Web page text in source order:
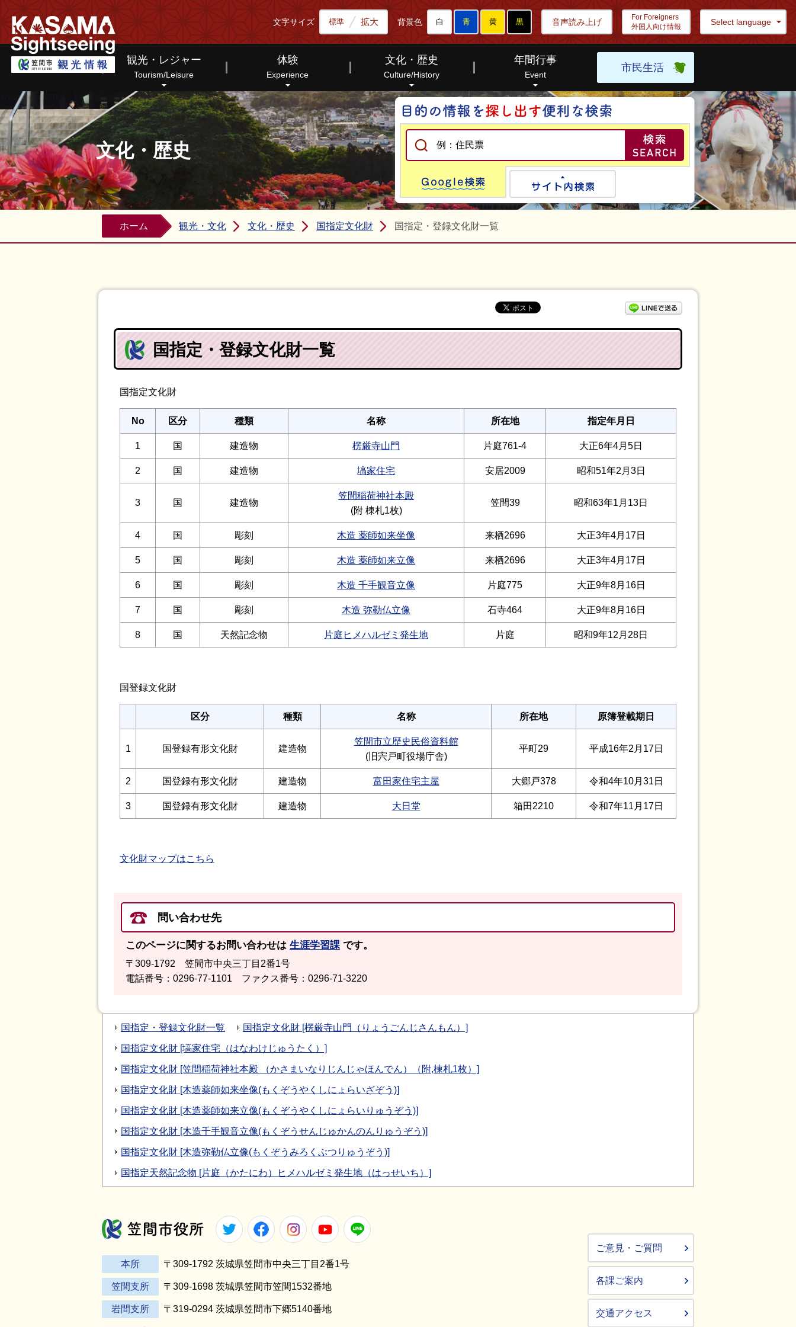
文字サイズ 標準 拡大 背景色 白 青 黄 黒 音声読み上げ
For Foreigners
外国人向け情報
Select language
観光・レジャー
Tourism/Leisure
体験
Experience
文化・歴史
Culture/History
年間行事
Event
市民生活
文化・歴史
目的の情報を探
Google検索
ホーム 観光・文化 文化・歴史 国指定文化財 国指定・登録文化財一覧
国指定・登録文化財一覧
国指定文化財
No 区分 種類 名称 所在地 指定年月日
1 国 建造物 楞厳寺山門 片庭761-4 大正6年4月5日
2 国 建造物 塙家住宅 安居2009 昭和51年2月3日
3 国 建造物
笠間稲荷神社本殿
(附 棟札1枚)
笠間39 昭和63年1月13日
4 国 彫刻 木造 薬師如来坐像 来栖2696 大正3年4月17日
5 国 彫刻 木造 薬師如来立像 来栖2696 大正3年4月17日
6 国 彫刻 木造 千手観音立像 片庭775 大正9年8月16日
7 国 彫刻 木造 弥勒仏立像 石寺464 大正9年8月16日
8 国 天然記念物 片庭ヒメハルゼミ発生地 片庭 昭和9年12月28日
国登録文化財
区分 種類 名称 所在地 原簿登載期日
1 国登録有形文化財 建造物
笠間市立歴史民俗資料館
(旧宍戸町役場庁舎)
平町29 平成16年2月17日
2 国登録有形文化財 建造物 富田家住宅主屋 大郷戸378 令和4年10月31日
3 国登録有形文化財 建造物 大日堂 箱田2210 令和7年11月17日
文化財マップはこちら
問い合わせ先
このページに関するお問い合わせは 生涯学習課 です。
〒309-1792 笠間市中央三丁目2番1号
電話番号：0296-77-1101 ファクス番号：0296-71-3220
国指定・登録文化財一覧 国指定文化財 [楞厳寺山門（りょうごんじさんもん）]
国指定文化財 [塙家住宅（はなわけじゅうたく）]
国指定文化財 [笠間稲荷神社本殿 （かさまいなりじんじゃほんでん）（附,棟札1枚）]
国指定文化財 [木造薬師如来坐像(もくぞうやくしにょらいざぞう)]
国指定文化財 [木造薬師如来立像(もくぞうやくしにょらいりゅうぞう)]
国指定文化財 [木造千手観音立像(もくぞうせんじゅかんのんりゅうぞう)]
国指定文化財 [木造弥勒仏立像(もくぞうみろくぶつりゅうぞう)]
国指定天然記念物 [片庭（かたにわ）ヒメハルゼミ発生地（はっせいち）]
笠間市役所Twitter FacebookInstagramYoutube
本所 〒309-1792 茨城県笠間市中央三丁目2番1号
笠間支所 〒309-1698 茨城県笠間市笠間1532番地
岩間支所 〒319-0294 茨城県笠間市下郷5140番地
ご意見・ご質問
各課ご案内
交通アクセス